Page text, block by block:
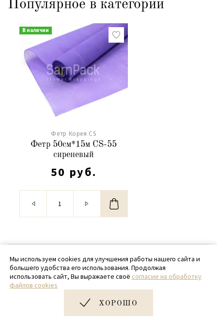
Популярное в категории
В наличии
Фетр Корея CS
Фетр 50см*15м CS-55
сиреневый
50 руб.
© 2020 - 2026 SamPack
+ 7 (918) 699-97-87
zakaz@sampack.store
Дизайн и разработка сайта
Мы используем cookies для улучшения работы нашего сайта и
большего удобства его использования. Продолжая
использовать сайт, Вы выражаете своё согласие на обработку
файлов cookies
ХОРОШО